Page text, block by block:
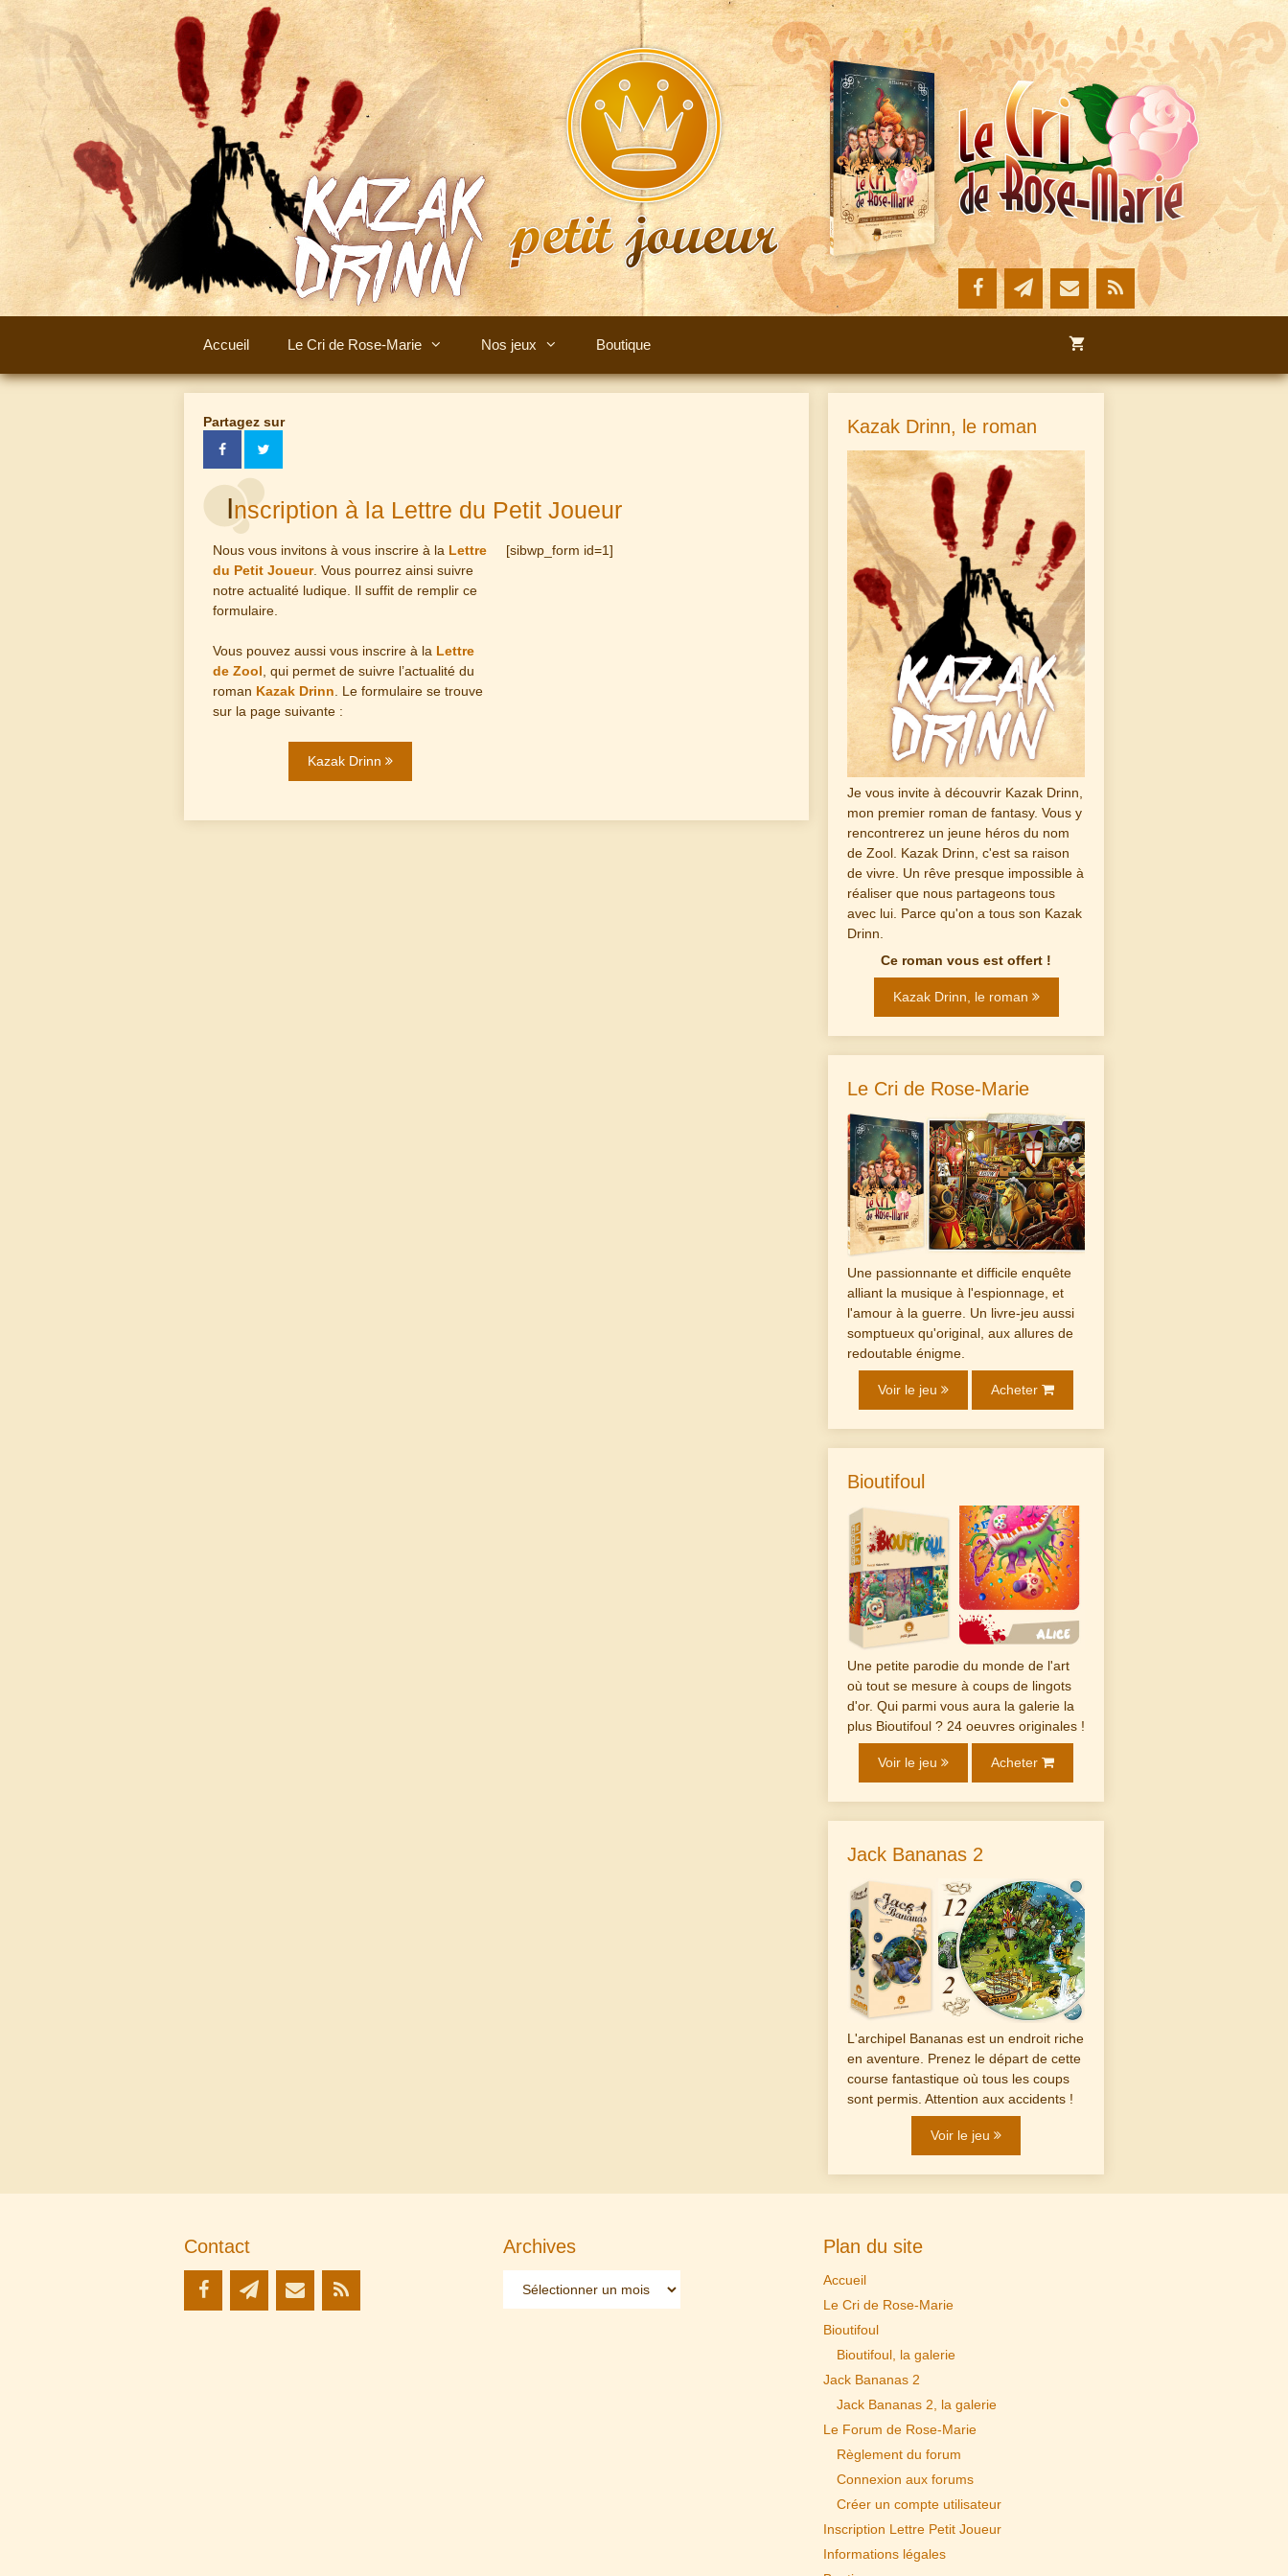
au
contenu
Accueil Le Cri de Rose-Marie Nos jeux Boutique
Partagez sur
Inscription à la Lettre du Petit Joueur
Nous vous invitons à vous inscrire à la Lettre
du Petit Joueur. Vous pourrez ainsi suivre
notre actualité ludique. Il suffit de remplir ce
formulaire.
Vous pouvez aussi vous inscrire à la Lettre
de Zool , qui permet de suivre l’actualité du
roman Kazak Drinn . Le formulaire se trouve
sur la page suivante :
Kazak Drinn
[sibwp_form id=1]
Kazak Drinn, le roman
Je vous invite à découvrir Kazak Drinn,
mon premier roman de fantasy. Vous y
rencontrerez un jeune héros du nom
de Zool. Kazak Drinn, c'est sa raison
de vivre. Un rêve presque impossible à
réaliser que nous partageons tous
avec lui. Parce qu'on a tous son Kazak
Drinn.
Ce roman vous est offert !
Kazak Drinn, le roman
Le Cri de Rose-Marie
Une passionnante et difficile enquête
alliant la musique à l'espionnage, et
l'amour à la guerre. Un livre-jeu aussi
somptueux qu'original, aux allures de
redoutable énigme.
Voir le jeu Acheter
Bioutifoul
Une petite parodie du monde de l'art
où tout se mesure à coups de lingots
d'or. Qui parmi vous aura la galerie la
plus Bioutifoul ? 24 oeuvres originales !
Voir le jeu Acheter
Jack Bananas 2
L'archipel Bananas est un endroit riche
en aventure. Prenez le départ de cette
course fantastique où tous les coups
sont permis. Attention aux accidents !
Voir le jeu
Contact Archives Plan du site
Accueil
Le Cri de Rose-Marie
Bioutifoul
Bioutifoul, la galerie
Jack Bananas 2
Jack Bananas 2, la galerie
Le Forum de Rose-Marie
Règlement du forum
Connexion aux forums
Créer un compte utilisateur
Inscription Lettre Petit Joueur
Informations légales